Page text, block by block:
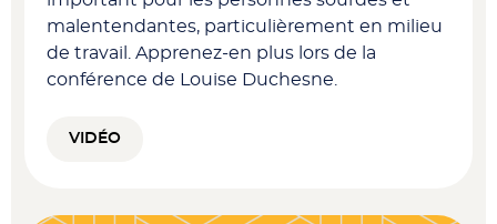
malentendantes, particulièrement en milieu
de travail. Apprenez-en plus lors de la
conférence de Louise Duchesne.
VIDÉO